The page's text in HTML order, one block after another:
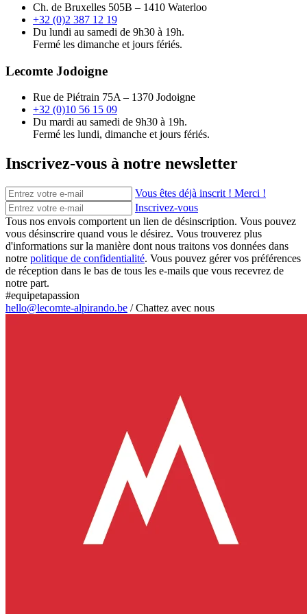
Ch. de Bruxelles 505B – 1410 Waterloo
+32 (0)2 387 12 19
Du lundi au samedi de 9h30 à 19h.
Fermé les dimanche et jours fériés.
Lecomte Jodoigne
Rue de Piétrain 75A – 1370 Jodoigne
+32 (0)10 56 15 09
Du mardi au samedi de 9h30 à 19h.
Fermé les lundi, dimanche et jours fériés.
Inscrivez-vous à notre newsletter
Vous êtes déjà inscrit ! Merci !
Inscrivez-vous
Tous nos envois comportent un lien de désinscription. Vous pouvez
vous désinscrire quand vous le désirez. Vous trouverez plus
d'informations sur la manière dont nous traitons vos données dans
notre politique de confidentialité. Vous pouvez gérer vos préférences
de réception dans le bas de tous les e-mails que vous recevrez de
notre part.
#equipetapassion
hello@lecomte-alpirando.be /Chattez avec nous